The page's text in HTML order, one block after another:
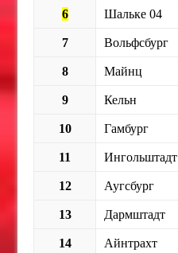
6 Шальке 04
7 Вольфсбург
8 Майнц
9 Кельн
10 Гамбург
11 Ингольштадт
12 Аугсбург
13 Дармштадт
14 Айнтрахт